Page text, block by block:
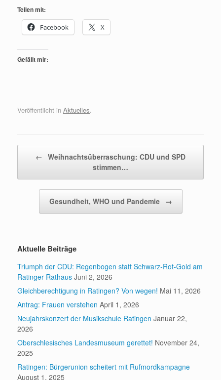
Teilen mit:
Facebook
X
Gefällt mir:
Veröffentlicht in Aktuelles.
← Weihnachtsüberraschung: CDU und SPD
stimmen…
Gesundheit, WHO und Pandemie →
Aktuelle Beiträge
Triumph der CDU: Regenbogen statt Schwarz-Rot-Gold am
Ratinger Rathaus Juni 2, 2026
Gleichberechtigung in Ratingen? Von wegen! Mai 11, 2026
Antrag: Frauen verstehen April 1, 2026
Neujahrskonzert der Musikschule Ratingen Januar 22,
2026
Oberschlesisches Landesmuseum gerettet! November 24,
2025
Ratingen: Bürgerunion scheitert mit Rufmordkampagne
August 1, 2025